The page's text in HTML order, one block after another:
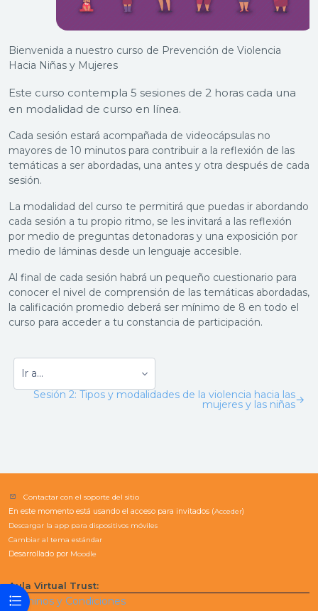
Abrir índice del curso
Bienvenida a nuestro curso de Prevención de Violencia
Hacia Niñas y Mujeres
Este curso contempla 5 sesiones de 2 horas cada una
en modalidad de curso en línea.
Cada sesión estará acompañada de videocápsulas no
mayores de 10 minutos para contribuir a la reflexión de las
temáticas a ser abordadas, una antes y otra después de cada
sesión.
La modalidad del curso te permitirá que puedas ir abordando
cada sesión a tu propio ritmo, se les invitará a las reflexión
por medio de preguntas detonadoras y una exposición por
medio de láminas desde un lenguaje accesible.
Al final de cada sesión habrá un pequeño cuestionario para
conocer el nivel de comprensión de las temáticas abordadas,
la calificación promedio deberá ser mínimo de 8 en todo el
curso para acceder a tu constancia de participación.
→
Sesión 2: Tipos y modalidades de la violencia hacia las
mujeres y las niñas
Contactar con el soporte del sitio
En este momento está usando el acceso para invitados (Acceder)
Descargar la app para dispositivos móviles
Cambiar al tema estándar
Desarrollado por Moodle
Aula Virtual Trust:
Términos y Condiciones